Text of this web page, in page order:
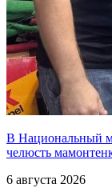
В Национальный
челюсть
6 августа 2026